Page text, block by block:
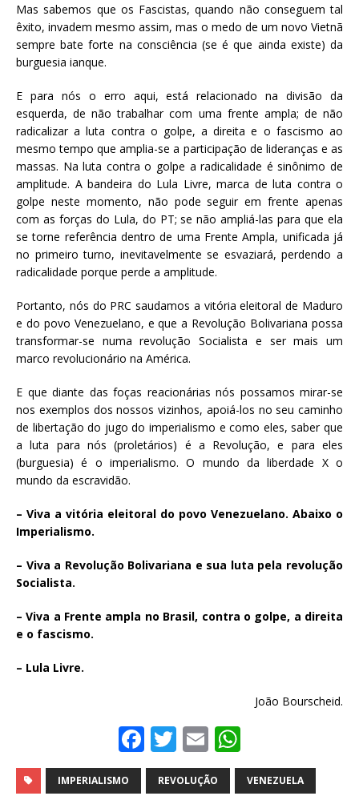
Mas sabemos que os Fascistas, quando não conseguem tal
êxito, invadem mesmo assim, mas o medo de um novo Vietnã
sempre bate forte na consciência (se é que ainda existe) da
burguesia ianque.
E para nós o erro aqui, está relacionado na divisão da
esquerda, de não trabalhar com uma frente ampla; de não
radicalizar a luta contra o golpe, a direita e o fascismo ao
mesmo tempo que amplia-se a participação de lideranças e as
massas. Na luta contra o golpe a radicalidade é sinônimo de
amplitude. A bandeira do Lula Livre, marca de luta contra o
golpe neste momento, não pode seguir em frente apenas
com as forças do Lula, do PT; se não ampliá-las para que ela
se torne referência dentro de uma Frente Ampla, unificada já
no primeiro turno, inevitavelmente se esvaziará, perdendo a
radicalidade porque perde a amplitude.
Portanto, nós do PRC saudamos a vitória eleitoral de Maduro
e do povo Venezuelano, e que a Revolução Bolivariana possa
transformar-se numa revolução Socialista e ser mais um
marco revolucionário na América.
E que diante das foças reacionárias nós possamos mirar-se
nos exemplos dos nossos vizinhos, apoiá-los no seu caminho
de libertação do jugo do imperialismo e como eles, saber que
a luta para nós (proletários) é a Revolução, e para eles
(burguesia) é o imperialismo. O mundo da liberdade X o
mundo da escravidão.
– Viva a vitória eleitoral do povo Venezuelano. Abaixo o
Imperialismo.
– Viva a Revolução Bolivariana e sua luta pela revolução
Socialista.
– Viva a Frente ampla no Brasil, contra o golpe, a direita
e o fascismo.
– Lula Livre.
João Bourscheid.
F
a
c
T
w
it
E
m
ai
h
at
IMPERIALISMO REVOLUÇÃO VENEZUELA